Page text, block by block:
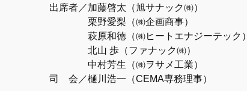
出席者／加藤啓太（旭サナック㈱）
栗野愛梨（㈱企画商事）
萩原和徳（㈱ヒートエナジーテック）
北山 歩（ファナック㈱）
中村芳生（㈱ヲサメ工業）
司 会／樋川浩一（CEMA専務理事）